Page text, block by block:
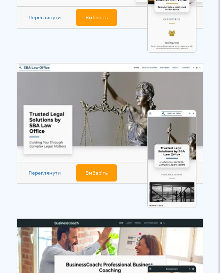
Переглянути Виберіть
Переглянути Виберіть